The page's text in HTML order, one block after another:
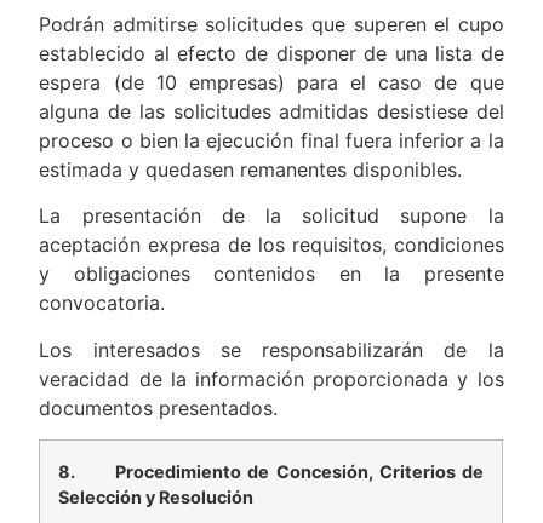
Podrán admitirse solicitudes que superen el cupo
establecido al efecto de disponer de una lista de
espera (de 10 empresas) para el caso de que
alguna de las solicitudes admitidas desistiese del
proceso o bien la ejecución final fuera inferior a la
estimada y quedasen remanentes disponibles.
La presentación de la solicitud supone la
aceptación expresa de los requisitos, condiciones
y obligaciones contenidos en la presente
convocatoria.
Los interesados se responsabilizarán de la
veracidad de la información proporcionada y los
documentos presentados.
8. Procedimiento de Concesión, Criterios de
Selección y Resolución